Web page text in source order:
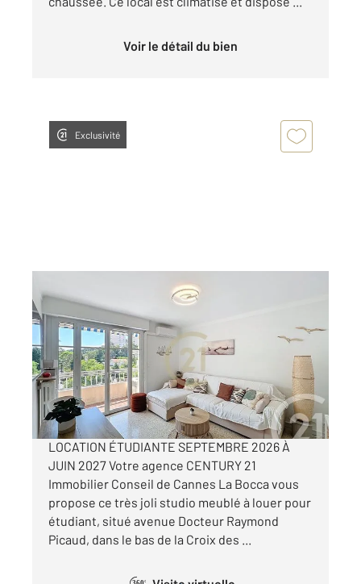
Voir le détail du bien
Exclusivité
CANNES 06
30,76 m2, 1 pièce
Ref : 54327
Appartement Studio à louer
802 €
par mois charges comprises
LOCATION ÉTUDIANTE SEPTEMBRE 2026 À
JUIN 2027 Votre agence CENTURY 21
Immobilier Conseil de Cannes La Bocca vous
propose ce très joli studio meublé à louer pour
étudiant, situé avenue Docteur Raymond
Picaud, dans le bas de la Croix des ...